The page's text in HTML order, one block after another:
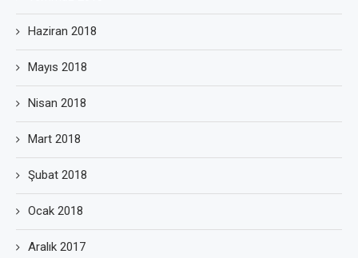
Haziran 2018
Mayıs 2018
Nisan 2018
Mart 2018
Şubat 2018
Ocak 2018
Aralık 2017